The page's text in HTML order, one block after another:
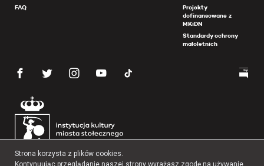
FAQ
Projekty
dofinansowane z
MKiDN
Standardy ochrony
małoletnich
Strona korzysta z plików cookies.
Kontynuując przeglądanie naszej strony wyrażasz zgodę na używanie